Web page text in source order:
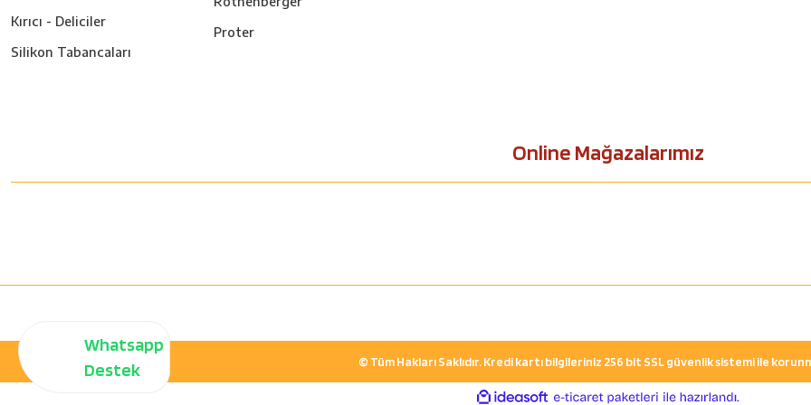
Kırıcı - Deliciler
Silikon Tabancaları
Proter
Online Mağazalarımız
© Tüm Hakları Saklıdır. Kredi kartı bilgileriniz 256 bit SSL güvenlik sistemi ile
Whatsapp
Destek
ideasoft e-